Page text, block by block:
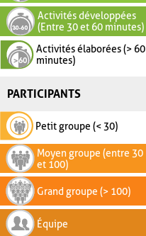
Activités développées
(Entre 30 et 60 minutes)
Activités élaborées (> 60
minutes)
PARTICIPANTS
Petit groupe (< 30)
Moyen groupe (entre 30
et 100)
Grand groupe (> 100)
Équipe